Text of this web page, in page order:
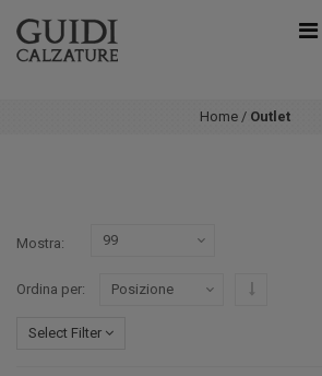
Home / Outlet
Mostra
Ordina per
Select Filter